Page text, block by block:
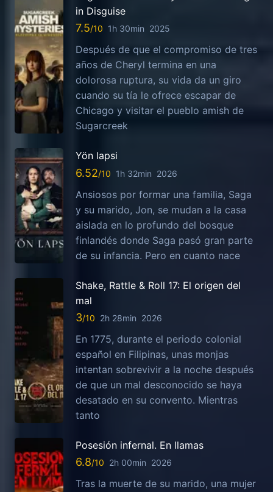
in Disguise
7.5 1h 30min 2025
Después de que el compromiso de tres
años de Cheryl termina en una
dolorosa ruptura, su vida da un giro
cuando su tía le ofrece escapar de
Chicago y visitar el pueblo amish de
Sugarcreek
Yön lapsi
6.52 1h 32min 2026
Ansiosos por formar una familia, Saga
y su marido, Jon, se mudan a la casa
aislada en lo profundo del bosque
finlandés donde Saga pasó gran parte
de su infancia. Pero en cuanto nace
Shake, Rattle & Roll 17: El origen del
mal
3 2h 28min 2026
En 1775, durante el periodo colonial
español en Filipinas, unas monjas
intentan sobrevivir a la noche después
de que un mal desconocido se haya
desatado en su convento. Mientras
tanto
Posesión infernal. En llamas
6.8 2h 00min 2026
Tras la muerte de su marido, una mujer